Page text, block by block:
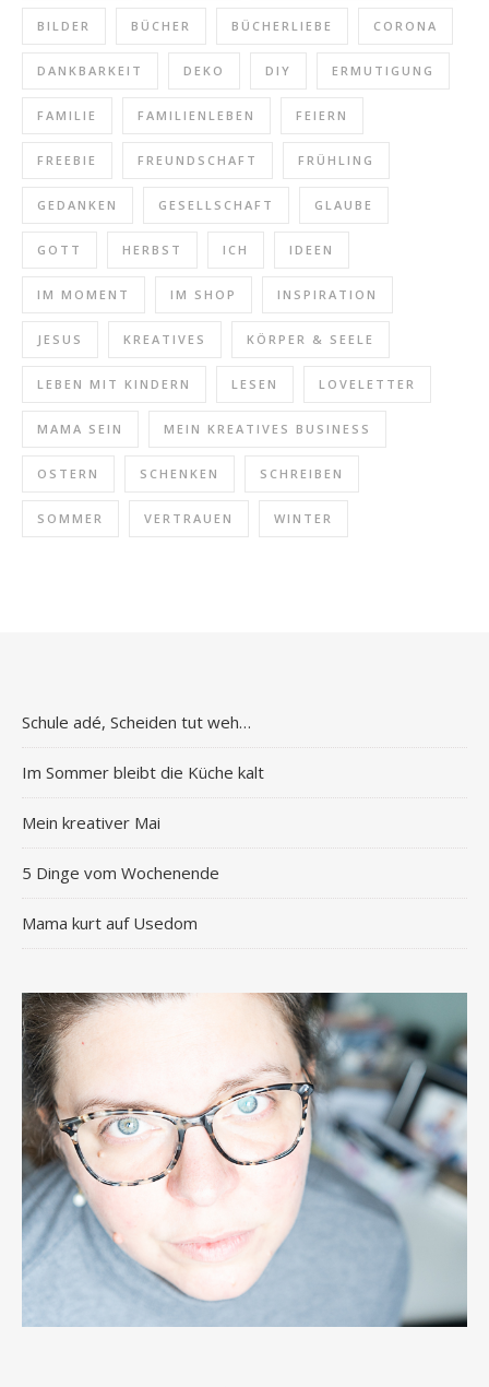
BILDER BÜCHER BÜCHERLIEBE CORONA
DANKBARKEIT DEKO DIY ERMUTIGUNG
FAMILIE FAMILIENLEBEN FEIERN
FREEBIE FREUNDSCHAFT FRÜHLING
GEDANKEN GESELLSCHAFT GLAUBE
GOTT HERBST ICH IDEEN
IM MOMENT IM SHOP INSPIRATION
JESUS KREATIVES KÖRPER & SEELE
LEBEN MIT KINDERN LESEN LOVELETTER
MAMA SEIN MEIN KREATIVES BUSINESS
OSTERN SCHENKEN SCHREIBEN
SOMMER VERTRAUEN WINTER
Schule adé, Scheiden tut weh…
Im Sommer bleibt die Küche kalt
Mein kreativer Mai
5 Dinge vom Wochenende
Mama kurt auf Usedom